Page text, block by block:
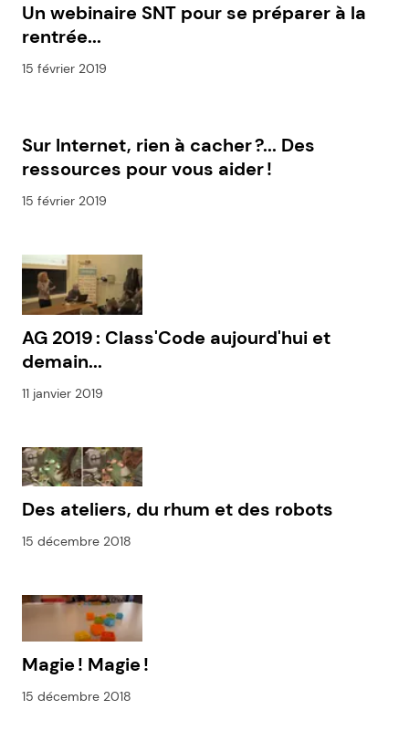
Un webinaire SNT pour se préparer à la
rentrée...
15 février 2019
Sur Internet, rien à cacher ?... Des
ressources pour vous aider !
15 février 2019
AG 2019 : Class'Code aujourd'hui et
demain...
11 janvier 2019
Des ateliers, du rhum et des robots
15 décembre 2018
Magie ! Magie !
15 décembre 2018